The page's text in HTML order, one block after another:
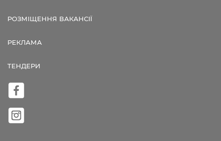
РОЗМІЩЕННЯ ВАКАНСІЇ
РЕКЛАМА
ТЕНДЕРИ